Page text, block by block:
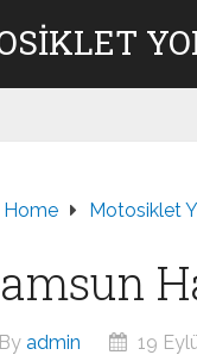
Home Motosiklet
By admin 19